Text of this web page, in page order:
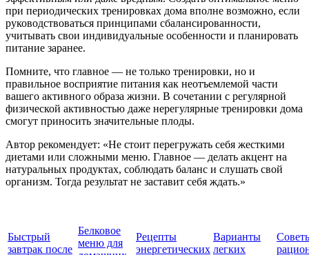
при периодических тренировках дома вполне возможно, если
руководствоваться принципами сбалансированности,
учитывать свои индивидуальные особенности и планировать
питание заранее.
Помните, что главное — не только тренировки, но и
правильное восприятие питания как неотъемлемой части
вашего активного образа жизни. В сочетании с регулярной
физической активностью даже нерегулярные тренировки дома
смогут приносить значительные плоды.
Автор рекомендует: «Не стоит перегружать себя жесткими
диетами или сложными меню. Главное — делать акцент на
натуральных продуктах, соблюдать баланс и слушать свой
организм. Тогда результат не заставит себя ждать.»
Быстрый
завтрак после
Белковое
меню для
Рецепты
энергетических
Варианты
легких